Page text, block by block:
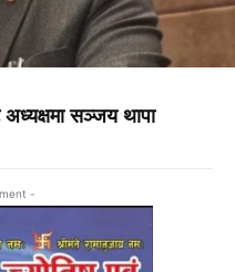
अध्यक्षमा सञ्जय थापा
-